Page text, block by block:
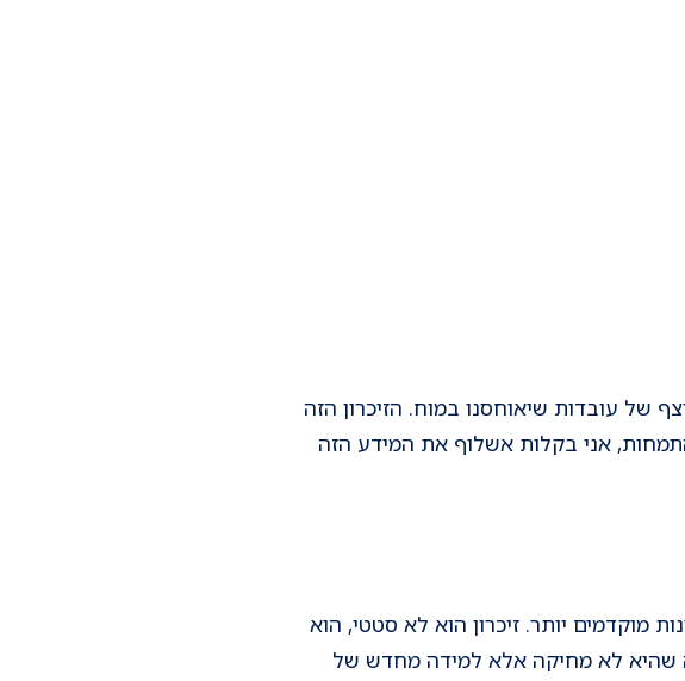
של עובדות שיאוחסנו במוח. הזיכרון הזה
אני בקלות אשלוף את המידע הזה
מי שידווחו אף על זיכרונות מוקדמים יותר. זיכרון הוא לא סטטי, הוא
שהיא לא מחיקה אלא למידה מחדש של